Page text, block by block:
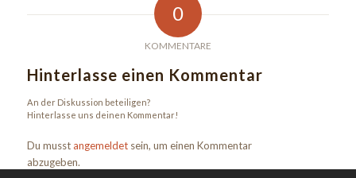
0
KOMMENTARE
Hinterlasse einen Kommentar
An der Diskussion beteiligen?
Hinterlasse uns deinen Kommentar!
Du musstangemeldetsein, um einen Kommentar
abzugeben.